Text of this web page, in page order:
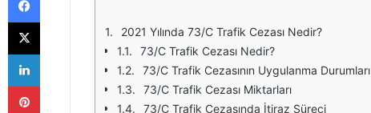
2021 Yılında 73/C Trafik Cezası Nedir?
73/C Trafik Cezası Nedir?
73/C Trafik Cezasının Uygulanma Durumları
73/C Trafik Cezası Miktarları
73/C Trafik Cezasında İtiraz Süreci
X
LinkedIn
Pinterest